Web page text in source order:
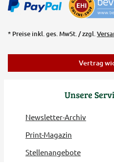
Unsere
Newsletter-Archiv
Print-Magazin
Stellenangebote
* Preise inkl. ges. MwSt. / zzgl.
Vertrag